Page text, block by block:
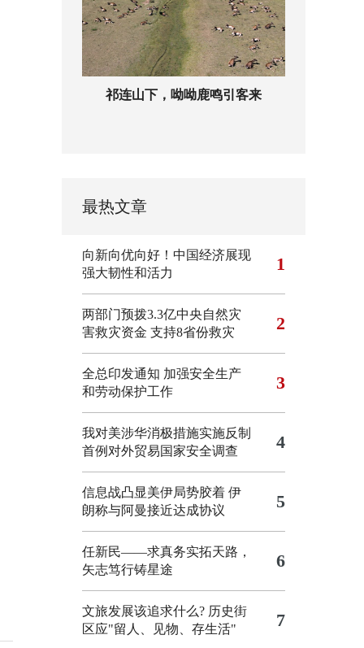
祁连山下，呦呦鹿鸣引客来
最热文章
向新向优向好！中国经济展现
强大韧性和活力
1
两部门预拨3.3亿中央自然灾
害救灾资金 支持8省份救灾
2
全总印发通知 加强安全生产
和劳动保护工作
3
我对美涉华消极措施实施反制
首例对外贸易国家安全调查
4
信息战凸显美伊局势胶着 伊
朗称与阿曼接近达成协议
5
任新民——求真务实拓天路，
矢志笃行铸星途
6
文旅发展该追求什么? 历史街
区应"留人、见物、存生活"
7